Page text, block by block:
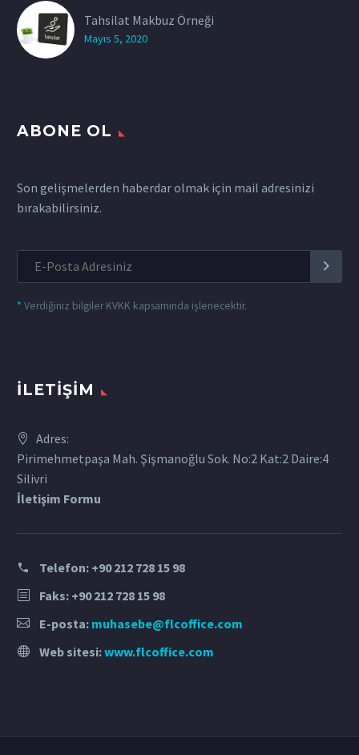
Tahsilat Makbuz Örneği
Mayıs 5, 2020
ABONE OL
Son gelişmelerden haberdar olmak için mail adresinizi
bırakabilirsiniz.
* Verdiğiniz bilgiler KVKK kapsamında işlenecektir.
İLETIŞIM
Adres:
Pirimehmetpaşa Mah. Şişmanoğlu Sok. No:2 Kat:2 Daire:4
Silivri
İletişim Formu
Telefon: +90 212 728 15 98
Faks: +90 212 728 15 98
E-posta: muhasebe@flcoffice.com
Web sitesi:www.flcoffice.com